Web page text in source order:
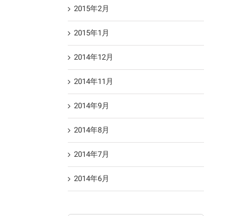
2015年2月
2015年1月
2014年12月
2014年11月
2014年9月
2014年8月
2014年7月
2014年6月